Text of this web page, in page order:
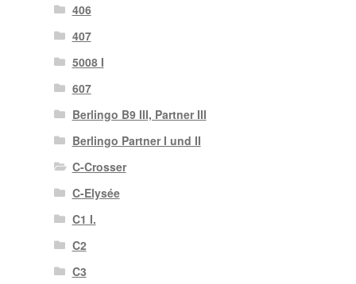
406
407
5008 I
607
Berlingo B9 III, Partner III
Berlingo Partner I und II
C-Crosser
C-Elysée
C1 I.
C2
C3